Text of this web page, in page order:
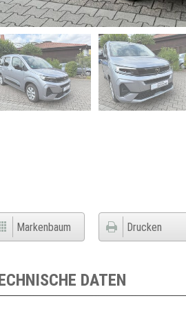
Markenbaum Drucken
DATEN